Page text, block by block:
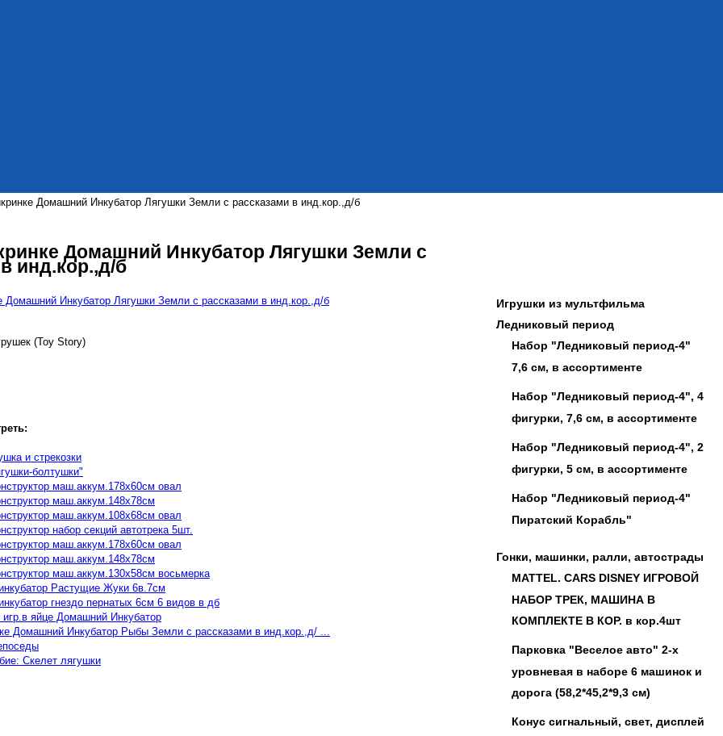
Домашний Инкубатор Лягушки Земли с рассказами в инд.кор.,д/б
Игрушки из мультфильма
Ледниковый период
Набор "Ледниковый период-4"
7,6 см, в ассортименте
Набор "Ледниковый период-4", 4
фигурки, 7,6 см, в ассортименте
Набор "Ледниковый период-4", 2
фигурки, 5 см, в ассортименте
Набор "Ледниковый период-4"
Пиратский Корабль"
Гонки, машинки, ралли, автострады
MATTEL. CARS DISNEY ИГРОВОЙ
НАБОР ТРЕК, МАШИНА В
КОМПЛЕКТЕ В КОР. в кор.4шт
Парковка "Веселое авто" 2-х
уровневая в наборе 6 машинок и
дорога (58,2*45,2*9,3 см)
Конус сигнальный, свет, дисплей
Домашний Инкубатор Лягушки Земли с
инд.кор.,д/б
(Toy Story)
и стрекозки
болтушки"
маш.аккум.178х60см овал
маш.аккум.148х78см
маш.аккум.108х68см овал
набор секций автотрека 5шт.
маш.аккум.178х60см овал
маш.аккум.148х78см
маш.аккум.130х58см восьмерка
Растущие Жуки 6в.7см
гнездо пернатых 6см 6 видов в дб
яйце Домашний Инкубатор
Домашний Инкубатор Рыбы Земли с рассказами в инд.кор.,д/ ...
Скелет лягушки